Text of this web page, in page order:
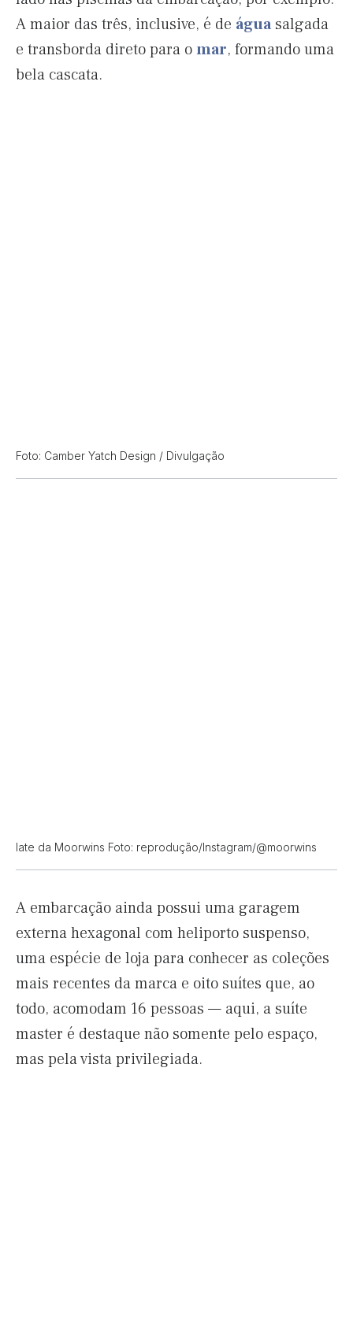
A maior das três, inclusive, é de água salgada
e transborda direto para omar, formando uma
bela cascata.
Foto: Camber Yatch Design / Divulgação
Iate da Moorwins Foto: reprodução/Instagram/@moorwins
A embarcação ainda possui uma garagem
externa hexagonal com heliporto suspenso,
uma espécie de loja para conhecer as coleções
mais recentes da marca e oito suítes que, ao
todo, acomodam 16 pessoas — aqui, a suíte
master é destaque não somente pelo espaço,
mas pela vista privilegiada.